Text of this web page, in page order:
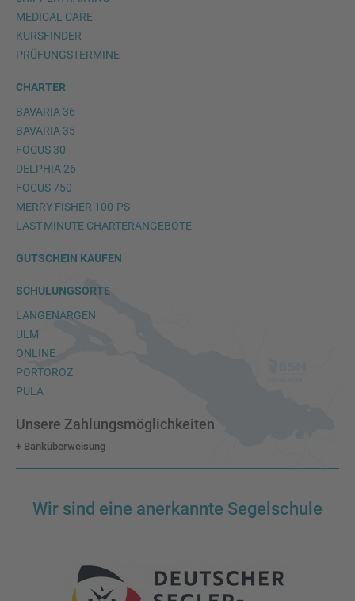
MEDICAL CARE
KURSFINDER
PRÜFUNGSTERMINE
CHARTER
BAVARIA 36
BAVARIA 35
FOCUS 30
DELPHIA 26
FOCUS 750
MERRY FISHER 100-PS
LAST-MINUTE CHARTERANGEBOTE
GUTSCHEIN KAUFEN
SCHULUNGSORTE
LANGENARGEN
ULM
ONLINE
PORTOROZ
PULA
Unsere Zahlungsmöglichkeiten
+ Banküberweisung
Wir sind eine anerkannte Segelschule